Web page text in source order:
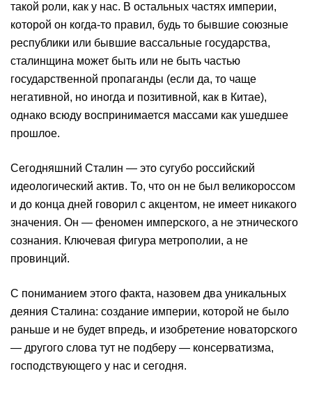
такой роли, как у нас. В остальных частях империи,
которой он когда-то правил, будь то бывшие союзные
республики или бывшие вассальные государства,
сталинщина может быть или не быть частью
государственной пропаганды (если да, то чаще
негативной, но иногда и позитивной, как в Китае),
однако всюду воспринимается массами как ушедшее
прошлое.
Сегодняшний Сталин — это сугубо российский
идеологический актив. То, что он не был великороссом
и до конца дней говорил с акцентом, не имеет никакого
значения. Он — феномен имперского, а не этнического
сознания. Ключевая фигура метрополии, а не
провинций.
С пониманием этого факта, назовем два уникальных
деяния Сталина: создание империи, которой не было
раньше и не будет впредь, и изобретение новаторского
— другого слова тут не подберу — консерватизма,
господствующего у нас и сегодня.